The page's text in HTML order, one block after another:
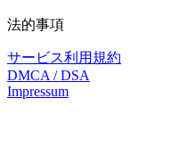
法的事項
サービス利用規約
DMCA / DSA
Impressum